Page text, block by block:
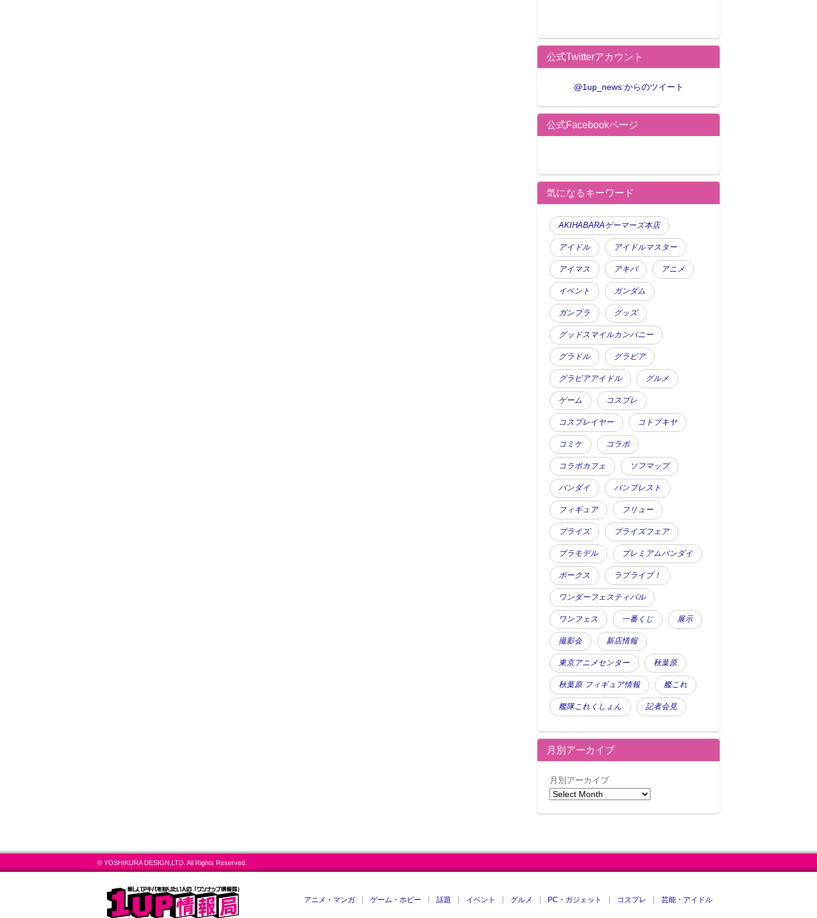
公式Twitterアカウント
@1up_news からのツイート
公式Facebookページ
気になるキーワード
AKIHABARAゲーマーズ本店
アイドル アイドルマスター
アイマス アキバ アニメ
イベント ガンダム
ガンプラ グッズ
グッドスマイルカンパニー
グラドル グラビア
グラビアアイドル グルメ
ゲーム コスプレ
コスプレイヤー コトブキヤ
コミケ コラボ
コラボカフェ ソフマップ
バンダイ バンプレスト
フィギュア フリュー
プライズ プライズフェア
プラモデル プレミアムバンダイ
ボークス ラブライブ！
ワンダーフェスティバル
ワンフェス 一番くじ 展示
撮影会 新店情報
東京アニメセンター 秋葉原
秋葉原 フィギュア情報 艦これ
艦隊これくしょん 記者会見
月別アーカイブ
月別アーカイブ
© YOSHIKURA DESIGN,LTD. All Rights Reserved.
アニメ・マンガ ゲーム・ホビー 話題 イベント グルメ PC・ガジェット コスプレ 芸能・アイドル